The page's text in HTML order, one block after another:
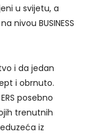
u svijetu, a
nivou BUSINESS
i da jedan
i obrnuto.
posebno
trenutnih
iz